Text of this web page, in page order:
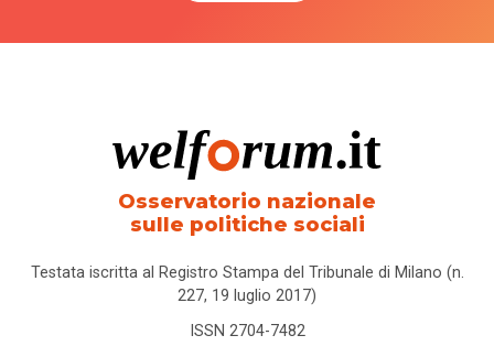
Osservatorio nazionale
sulle politiche sociali
Testata iscritta al Registro Stampa del Tribunale di Milano (n.
227, 19 luglio 2017)
ISSN 2704-7482